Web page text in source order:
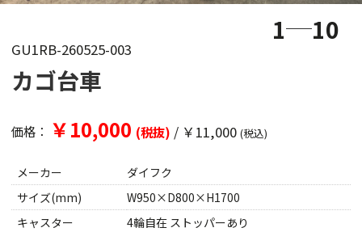
1 10
GU1RB-260525-003
カゴ台車
価格： ￥10,000 (税抜) / ￥11,000 (税込)
メーカー
ダイフク
サイズ(mm)
W950×D800×H1700
キャスター
4輪自在 ストッパーあり